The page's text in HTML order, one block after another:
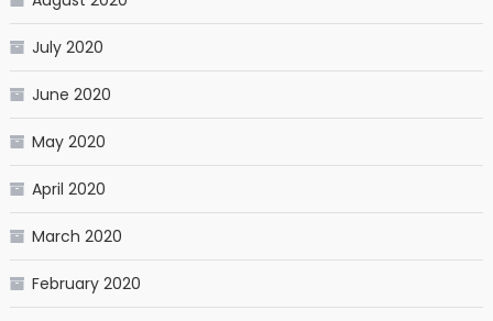
July 2020
June 2020
May 2020
April 2020
March 2020
February 2020